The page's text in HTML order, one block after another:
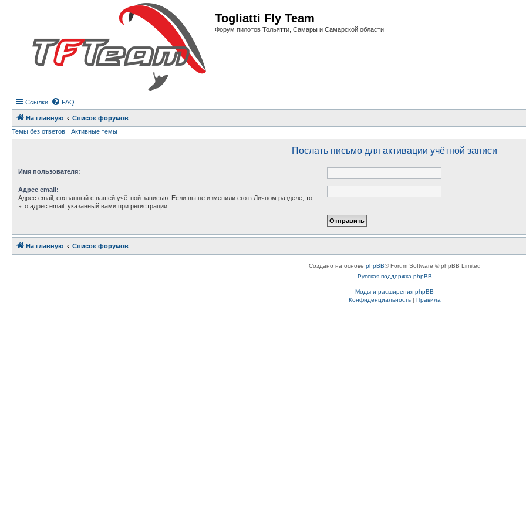
Togliatti Fly Team
Форум пилотов Тольятти, Самары и Самарской области
Ссылки FAQ
На главную
Список форумов
Темы без ответов
Активные темы
Послать письмо для активации учётной записи
Имя пользователя:
Адрес email:
Адрес email, связанный с вашей учётной записью. Если вы не изменили его в Личном разделе, то
это адрес email, указанный вами при регистрации.
На главную Список форумов
Связаться с
Создано на основе phpBB® Forum Software © phpBB Limited
Русская поддержка phpBB
Моды и расширения phpBB
Конфиденциальность| Правила